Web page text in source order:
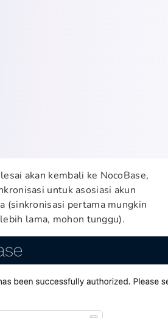
akan kembali ke NocoBase,
untuk asosiasi akun
(sinkronisasi pertama mungkin
lama, mohon tunggu).